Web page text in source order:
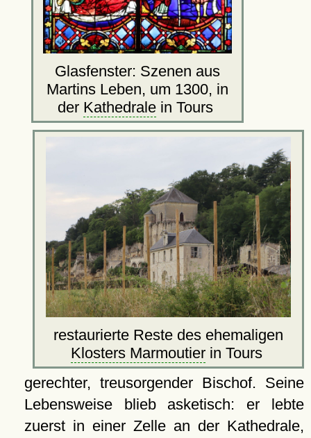
Glasfenster: Szenen aus
Martins Leben, um 1300, in
der Kathedralein Tours
restaurierte Reste des ehemaligen
Klosters Marmoutierin Tours
gerechter, treusorgender Bischof. Seine
Lebensweise blieb asketisch: er lebte
zuerst in einer Zelle an der Kathedrale,